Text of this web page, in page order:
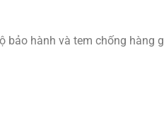
bảo hành và tem chống hàng